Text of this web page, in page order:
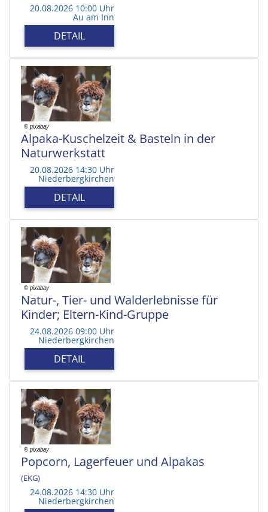
20.08.2026 10:00 Uhr
Au am Inn
DETAIL
Alpaka-Kuschelzeit & Basteln in der
Naturwerkstatt
20.08.2026 14:30 Uhr
Niederbergkirchen
DETAIL
Natur-, Tier- und Walderlebnisse für
Kinder; Eltern-Kind-Gruppe
24.08.2026 09:00 Uhr
Niederbergkirchen
DETAIL
Popcorn, Lagerfeuer und Alpakas
(EKG)
24.08.2026 14:30 Uhr
Niederbergkirchen